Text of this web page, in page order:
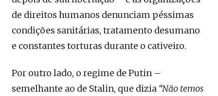
de direitos humanos denunciam péssimas
condições sanitárias, tratamento desumano
e constantes torturas durante o cativeiro.
Por outro lado, o regime de Putin –
semelhante ao de Stalin, que dizia “Não temos